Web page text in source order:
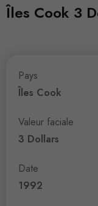
Îles Cook 3
Pays
Îles Cook
Valeur faciale
3 Dollars
Date
1992